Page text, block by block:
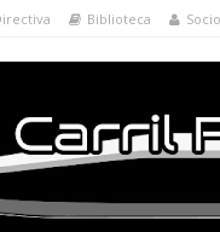
Biblioteca